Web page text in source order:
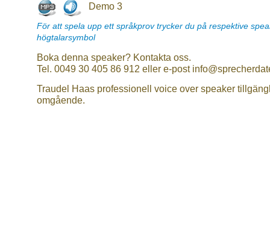
Demo 3
För att spela upp ett språkprov trycker du på respektive
högtalarsymbol
Boka denna speaker? Kontakta oss.
Tel. 0049 30 405 86 912 eller e-post
Traudel Haas professionell voice over speaker
omgående.